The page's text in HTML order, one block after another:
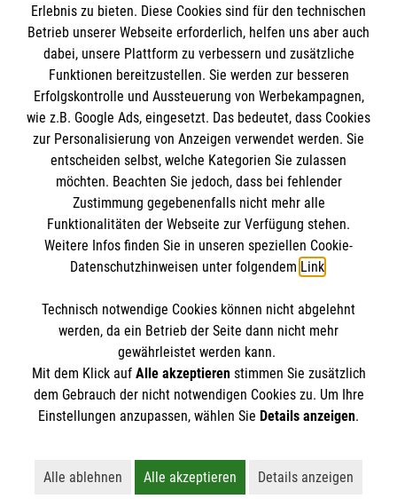
Informationen
Impressum
Datenschutz
Barrierefreiheit
Kontakt
Die Malteser
Malteser in Deutschland
Malteserorden
Sharepoint
Spendenkonto
Bank: Pax-Bank für Kirche und Caritas eG
IBAN: DE41 3706 0193 3070 4330 19
BIC: GENODED1PAX
So finden Sie uns
Im Eisengraben 25
66287 Quierschied
Der Malteser Hilfsdienst e.V. ist als eingetragene
Gewerbesteuer befreit.
Erlebnis zu bieten. Diese Cookies sind für den technischen
Betrieb unserer Webseite erforderlich, helfen uns aber auch
dabei, unsere Plattform zu verbessern und zusätzliche
Funktionen bereitzustellen. Sie werden zur besseren
Erfolgskontrolle und Aussteuerung von Werbekampagnen,
wie z.B. Google Ads, eingesetzt. Das bedeutet, dass Cookies
zur Personalisierung von Anzeigen verwendet werden. Sie
entscheiden selbst, welche Kategorien Sie zulassen
möchten. Beachten Sie jedoch, dass bei fehlender
Zustimmung gegebenenfalls nicht mehr alle
Funktionalitäten der Webseite zur Verfügung stehen.
Weitere Infos finden Sie in unseren speziellen Cookie-
Datenschutzhinweisen unter folgendem Link.
Technisch notwendige Cookies können nicht abgelehnt
werden, da ein Betrieb der Seite dann nicht mehr
gewährleistet werden kann.
Mit dem Klick auf Alle akzeptierenstimmen Sie zusätzlich
dem Gebrauch der nicht notwendigen Cookies zu. Um Ihre
Einstellungen anzupassen, wählen Sie Details anzeigen.
Alle ablehnen
Lehnt alle nicht-essentiellen Cookies ab
Alle akzeptieren
Akzeptiert alle Cookies
Details anzeigen